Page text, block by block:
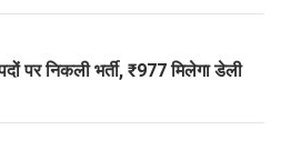
पर निकली भर्ती, ₹977 मिलेगा डेली